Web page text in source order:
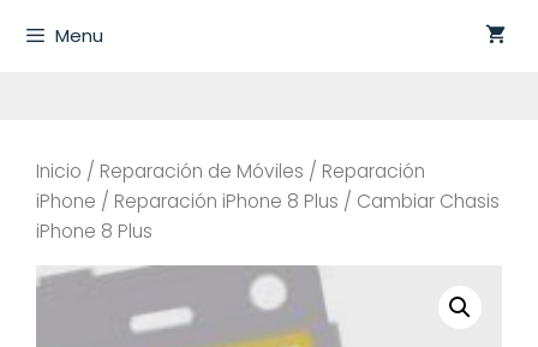
Menu
Inicio / Reparación de Móviles / Reparación
iPhone / Reparación iPhone 8 Plus / Cambiar Chasis
iPhone 8 Plus